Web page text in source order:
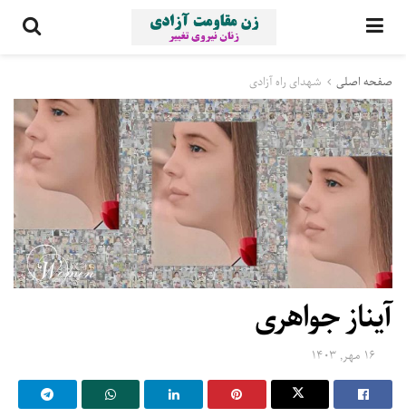
صفحه اصلی شهدای راه آزادی
آیناز جواهری
۱۶ مهر, ۱۴۰۳